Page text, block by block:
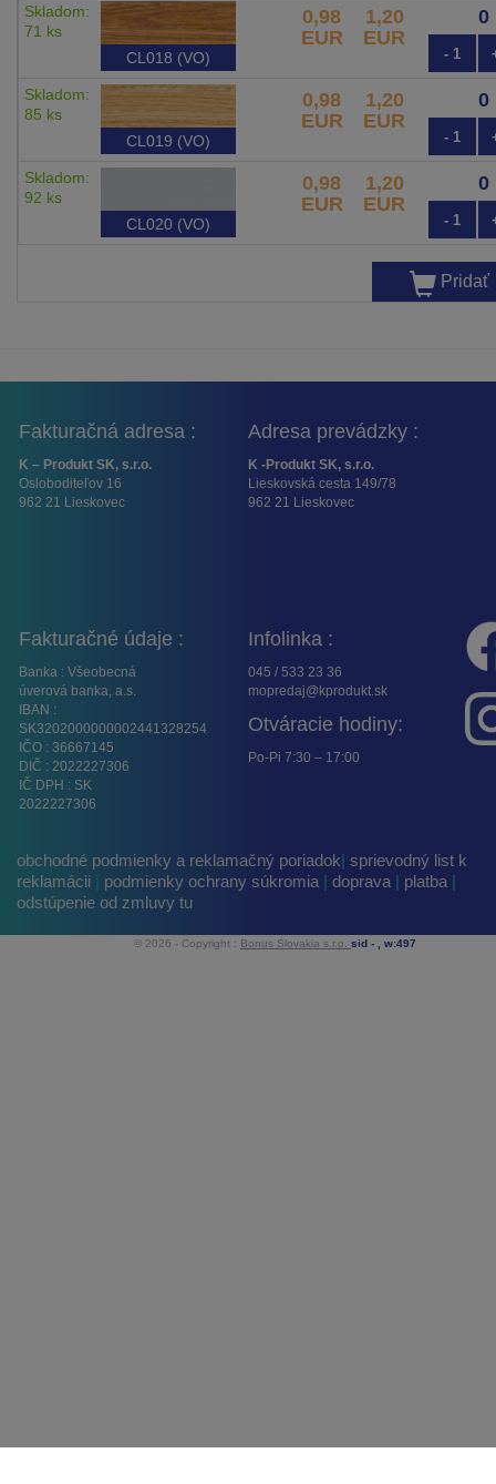
Skladom:
71 ks
CL018 (VO)
0,98
EUR
1,20
EUR
- 1
Skladom:
85 ks
CL019 (VO)
0,98
EUR
1,20
EUR
- 1
Skladom:
92 ks
CL020 (VO)
0,98
EUR
1,20
EUR
- 1
Pridať
Fakturačná adresa :
K – Produkt SK, s.r.o.
Osloboditeľov 16
962 21 Lieskovec
Adresa prevádzky :
K -Produkt SK, s.r.o.
Lieskovská cesta 149/78
962 21 Lieskovec
Fakturačné údaje :
Banka : Všeobecná
úverová banka, a.s.
IBAN :
SK3202000000002441328254
IČO : 36667145
DIČ : 2022227306
IČ DPH : SK
2022227306
Infolinka :
045 / 533 23 36
mopredaj@kprodukt.sk
Otváracie hodiny:
Po-Pi 7:30 – 17:00
obchodné podmienky a reklamačný poriadok| sprievodný list k
reklamácii
podmienky ochrany súkromia | doprava | platba |
odstúpenie od zmluvy tu
© 2026 - Copyright : Bonus Slovakia s.r.o. sid - , w:497